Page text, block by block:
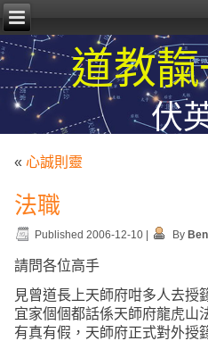
道教
伏
«心誠則靈
法職
Published 2006-12-10 | By
請問各位高手
見曾道長上天師府咁多人去授
宜家個個都話係天師府龍虎山
有真有假，天師府正式對外授